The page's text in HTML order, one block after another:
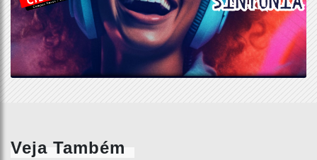
Veja Também